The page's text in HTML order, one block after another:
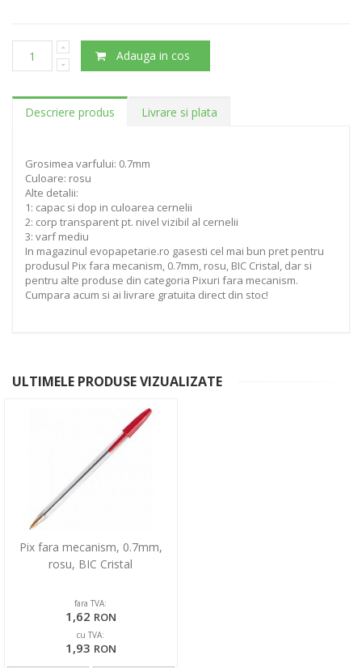
Adauga in cos
Descriere produs Livrare si plata
Grosimea varfului: 0.7mm
Culoare: rosu
Alte detalii:
1: capac si dop in culoarea cernelii
2: corp transparent pt. nivel vizibil al cernelii
3: varf mediu
In magazinul evopapetarie.ro gasesti cel mai bun pret pentru
produsul Pix fara mecanism, 0.7mm, rosu, BIC Cristal, dar si
pentru alte produse din categoria Pixuri fara mecanism.
Cumpara acum si ai livrare gratuita direct din stoc!
ULTIMELE PRODUSE VIZUALIZATE
Pix fara mecanism, 0.7mm,
rosu, BIC Cristal
fara TVA:
1,62 RON
cu TVA:
1,93 RON